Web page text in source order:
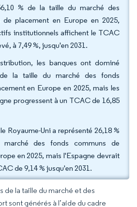
% de la taille du marché des
de placement en Europe en 2025,
institutionnels affichent le TCAC
à 7,49 %, jusqu'en 2031.
les banques ont dominé
la taille du marché des fonds
en Europe en 2025, mais les
progressent à un TCAC de 16,85
Royaume-Uni a représenté 26,18 %
des fonds communs de
en 2025, mais l'Espagne devrait
de 9,14 % jusqu'en 2031.
de la taille du marché et des
sont générés à l’aide du cadre